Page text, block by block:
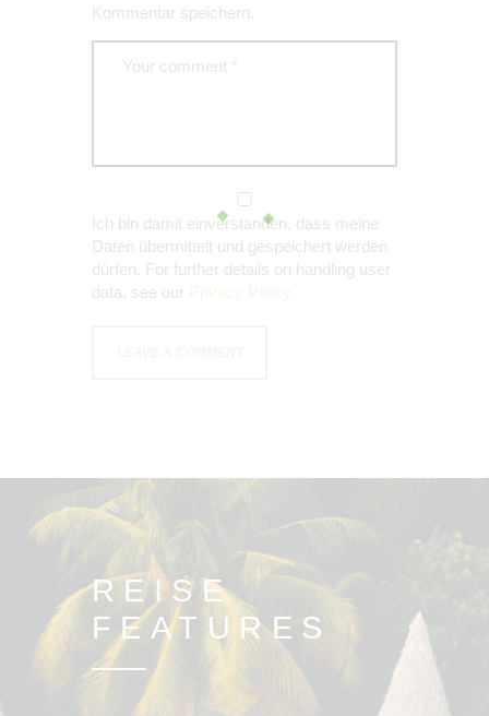
Kommentar speichern.
Ich bin damit einverstanden, dass meine
Daten übermittelt und gespeichert werden
dürfen. For further details on handling user
data, see our
REISE
FEATURES